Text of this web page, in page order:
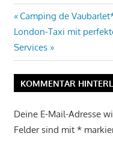
Vorheriger
Beitrag:
Camping de
Nächster
Beitrag:
London-Taxi mit
Services
KOMMENTAR
Deine E-Mail-Adresse
Felder sind mit *